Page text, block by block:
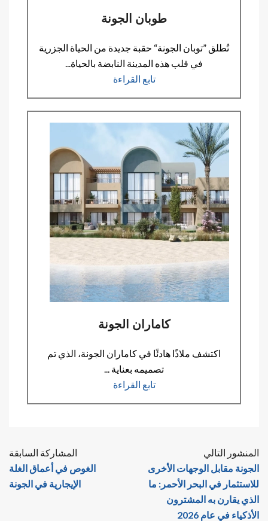
طوبان الجونة
تُطلق ”توبان الجونة“ حقبة جديدة من الحياة الجزرية
في قلب هذه المدينة النابضة بالحياة...
تابع القراءة
كاماران الجونة
اكتشف ملاذًا هادئًا في كاماران الجونة، الذي تم
تصميمه بعناية ...
تابع القراءة
المشاركة السابقة
الغوص في أعماق الغلة
الإيجارية في الجونة
المنشور التالي
الجونة مقابل الوجهات الأخرى
للاستثمار في البحر الأحمر: ما
الذي يقارن به المشترون
الأذكياء في عام 2026